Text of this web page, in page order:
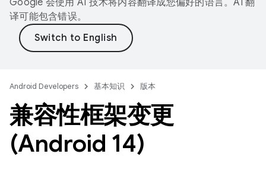
Google 会使用 AI 技术将内容翻译成您偏好的语言。AI 翻
译可能包含错误。
Android Developers 基本知识 版本
兼容性框架变更
(Android 14)